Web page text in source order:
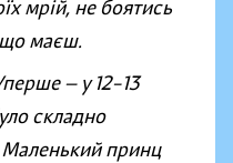
мрій, не боятись
що маєш.
— у 12–13
складно
Маленький принц